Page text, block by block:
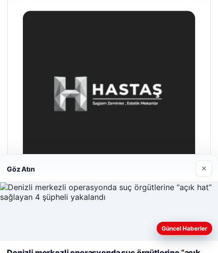
Enes Kaplan Avukatlık Bürosu
Web sitemizi nasıl kullandığınızı daha iyi anlayabilmek,
kullanıyoruz. Çerez Politikamız
Göz Atın ×
Güncel Haberler